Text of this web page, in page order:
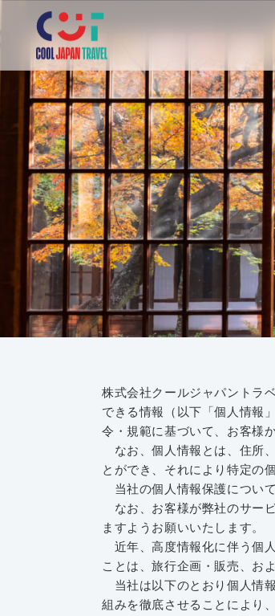
株式会社クールジャパントラ
できる情報（以下「個人情報
令・規範に基づいて、お客様
なお、個人情報とは、住所
とができ、それにより特定の
当社の個人情報保護につい
なお、お客様が弊社のサー
ますようお願いいたします。
近年、高度情報化に伴う個
ことは、旅行企画・販売、お
当社は以下のとおり個人情
組みを徹底させることにより